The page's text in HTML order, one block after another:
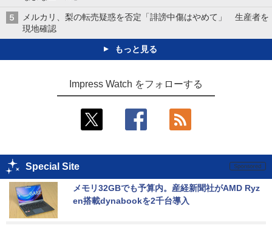
メルカリ、梨の転売疑惑を否定「誹謗中傷はやめて」 生産者を
現地確認
もっと見る
Impress Watch をフォローする
Special Site
メモリ32GBでも予算内。産経新聞社がAMD Ryz
en搭載dynabookを2千台導入